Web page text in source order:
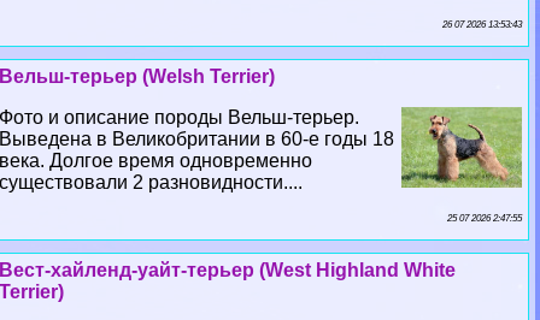
26 07 2026 13:53:43
Вельш-терьер (Welsh Terrier)
Фото и описание породы Вельш-терьер.
Выведена в Великобритании в 60-е годы 18
века. Долгое время одновременно
существовали 2 разновидности....
25 07 2026 2:47:55
Вест-хайленд-уайт-терьер (West Highland White
Terrier)